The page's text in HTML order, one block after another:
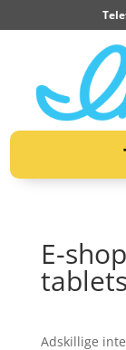
E-
tablets
Adskillige